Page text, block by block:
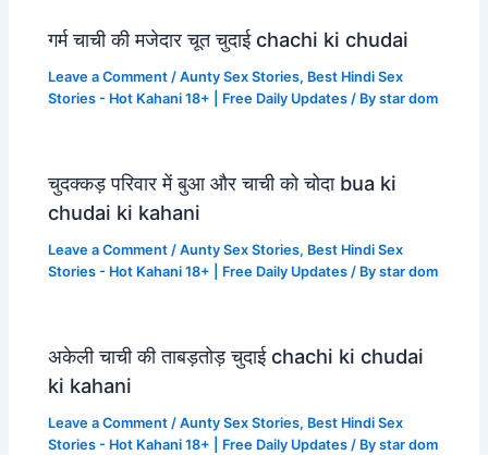
गर्म चाची की मजेदार चूत चुदाई chachi ki chudai
Leave a Comment /Aunty Sex Stories, Best Hindi Sex
Stories - Hot Kahani 18+ | Free Daily Updates / Bystar dom
चुदक्कड़ परिवार में बुआ और चाची को चोदा bua ki
chudai ki kahani
Leave a Comment /Aunty Sex Stories, Best Hindi Sex
Stories - Hot Kahani 18+ | Free Daily Updates / Bystar dom
अकेली चाची की ताबड़तोड़ चुदाई chachi ki chudai
ki kahani
Leave a Comment /Aunty Sex Stories, Best Hindi Sex
Stories - Hot Kahani 18+ | Free Daily Updates / Bystar dom